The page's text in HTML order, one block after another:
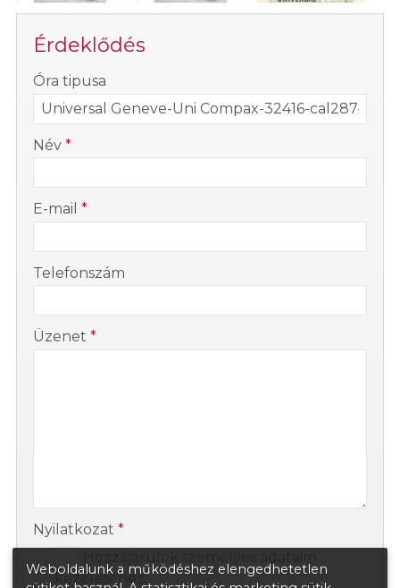
Érdeklődés
-
Óra tipusa
Név *
E-mail *
Telefonszám
Üzenet *
Nyilatkozat *
kezeléséhez.
Weboldalunk a működéshez elengedhetetlen